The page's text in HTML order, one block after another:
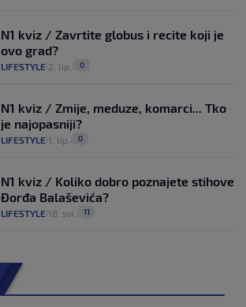
N1 kviz / Zavrtite globus i recite koji je
ovo grad?
LIFESTYLE 2. lip. 0
N1 kviz / Zmije, meduze, komarci... Tko
je najopasniji?
LIFESTYLE 1. lip. 0
N1 kviz / Koliko dobro poznajete stihove
Đorđa Balaševića?
LIFESTYLE 18. svi. 11